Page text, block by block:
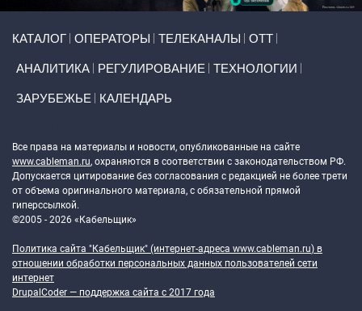
КАТАЛОГ ОПЕРАТОРЫ ТЕЛЕКАНАЛЫ ОТТ
АНАЛИТИКА РЕГУЛИРОВАНИЕ ТЕХНОЛОГИИ
ЗАРУБЕЖЬЕ КАЛЕНДАРЬ
Все права на материалы и новости, опубликованные на сайте
www.cableman.ru, охраняются в соответствии с законодательством РФ.
Допускается цитирование без согласования с редакцией не более трети
от объема оригинального материала, с обязательной прямой
гиперссылкой.
©2005 - 2026 «Кабельщик»
Политика сайта "Кабельщик" (интернет-адреса www.cableman.ru) в
отношении обработки персональных данных пользователей сети
интернет
DrupalCoder — поддержка сайта c 2017 года